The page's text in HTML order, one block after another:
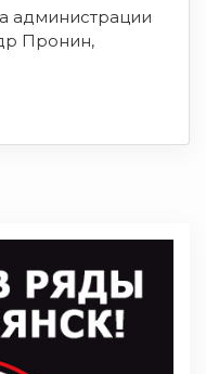
администрации
Пронин,